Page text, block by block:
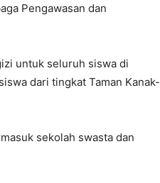
Pengawasan dan
untuk seluruh siswa di
dari tingkat Taman Kanak-
sekolah swasta dan